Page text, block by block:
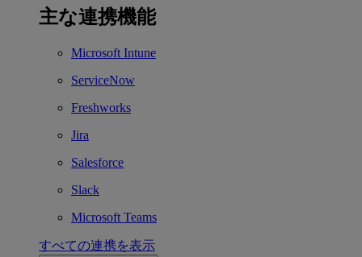
主な連携機能
Microsoft Intune
ServiceNow
Freshworks
Jira
Salesforce
Slack
Microsoft Teams
すべての連携を表示